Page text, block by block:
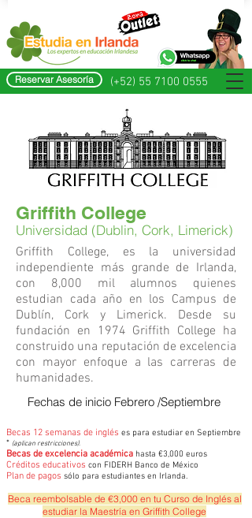
Reservar Asesoría (+52) 55 7100 0555
Griffith College
Universidad (Dublin, Cork, Limerick)
Griffith College, es la universidad
independiente más grande de Irlanda,
con 8,000 mil alumnos quienes
estudian cada año en los Campus de
Dublín, Cork y Limerick. Desde su
fundación en 1974 Griffith College ha
construido una reputación de excelencia
con mayor enfoque a las carreras de
humanidades.
Fechas de inicio Febrero /Septiembre
Becas 12 semanas de inglés es para estudiar en Septiembre
* (aplican restricciones).
Becas de excelencia académica hasta €3,000 euros
Créditos educativos con FIDERH Banco de México
Plan de pagos sólo para estudiantes en Irlanda.
Beca reembolsable de €3,000 en tu Curso de Inglés al
estudiar la Maestría en Griffith College